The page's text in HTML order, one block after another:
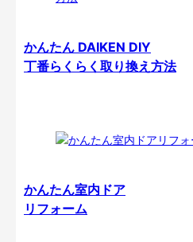
かんたん DAIKEN DIY
丁番らくらく取り換え方法
かんたん室内ドア
リフォーム